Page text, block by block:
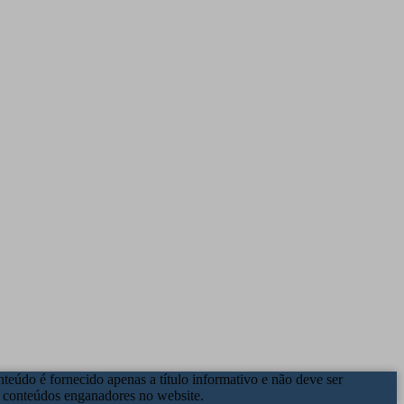
é fornecido apenas a título informativo e não deve ser
enganadores no website.